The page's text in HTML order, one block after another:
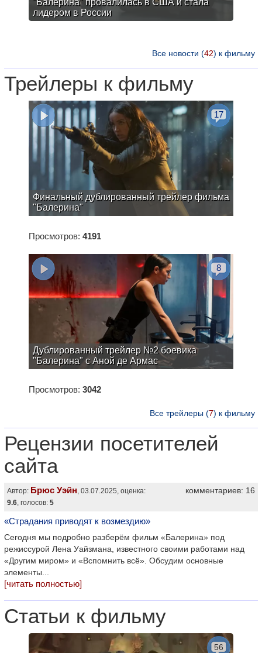
"Балерина" провалилась в США и стала
лидером в России
Все новости (42) к фильму
Трейлеры к фильму
Финальный дублированный трейлер фильма
"Балерина"
17
Просмотров: 4191
Дублированный трейлер №2 боевика
"Балерина" с Аной де Армас
8
Просмотров: 3042
Все трейлеры (7) к фильму
Рецензии посетителей
сайта
Автор: Брюс Уэйн, 03.07.2025, оценка:
9.6, голосов: 5
комментариев: 16
«Страдания приводят к возмездию»
Сегодня мы подробно разберём фильм «Балерина» под
режиссурой Лена Уайзмана, известного своими работами над
«Другим миром» и «Вспомнить всё». Обсудим основные
элементы...
[читать полностью]
Статьи к фильму
56